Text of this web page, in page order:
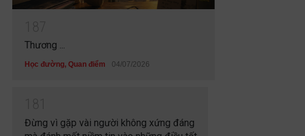
Thương ...
Học đường, Quan điểm 04/07/2026
Đừng vì gặp vài người không xứng đáng